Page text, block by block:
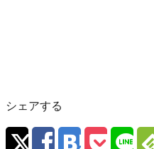
シェアする